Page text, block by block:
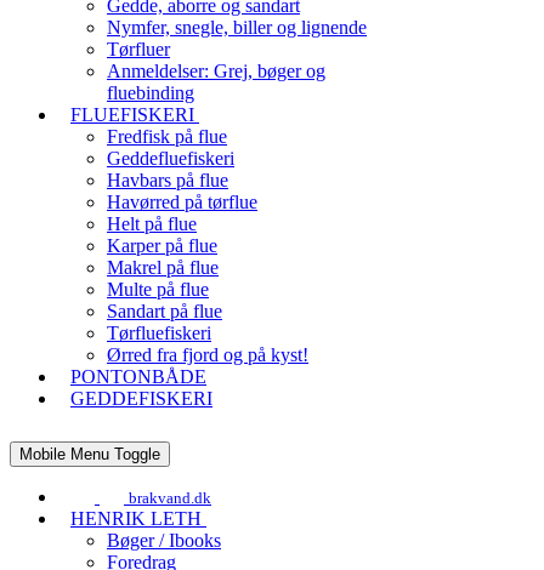
Gedde, aborre og sandart
Nymfer, snegle, biller og lignende
Tørfluer
Anmeldelser: Grej, bøger og
fluebinding
FLUEFISKERI
Fredfisk på flue
Geddefluefiskeri
Havbars på flue
Havørred på tørflue
Helt på flue
Karper på flue
Makrel på flue
Multe på flue
Sandart på flue
Tørfluefiskeri
Ørred fra fjord og på kyst!
PONTONBÅDE
GEDDEFISKERI
Mobile Menu Toggle
brakvand.dk
HENRIK LETH
Bøger / Ibooks
Foredrag